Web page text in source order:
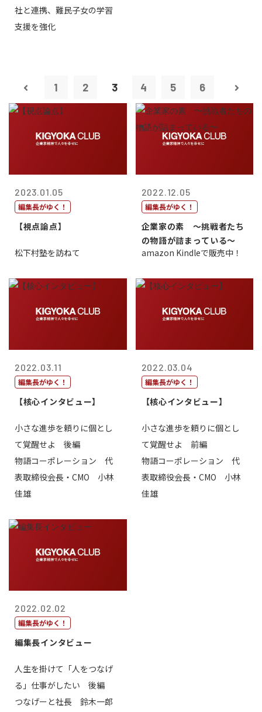
社と連携、難民子女の学習
支援を強化
1 2 3 4 5 6
2023.01.05
編集長がゆく！
【視点論点】
松下村塾を訪ねて
2022.12.05
編集長がゆく！
企業家の素 〜挑戦者たち
の物語が詰まっている〜
amazon Kindleで販売中！
2022.03.11
編集長がゆく！
【核心インタビュー】
小さな進歩を頼りに個とし
て覚醒せよ 後編
物語コーポレーション 代
表取締役会長・CMO 小林
佳雄
2022.03.04
編集長がゆく！
【核心インタビュー】
小さな進歩を頼りに個とし
て覚醒せよ 前編
物語コーポレーション 代
表取締役会長・CMO 小林
佳雄
2022.02.02
編集長がゆく！
編集長インタビュー
人生を掛けて「人をつなげ
る」仕事がしたい 後編
つなげーと社長 鈴木一郎